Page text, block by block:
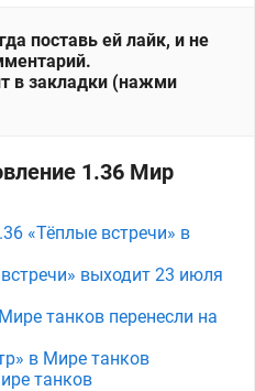
поставь ей лайк, и не
в закладки (нажми
1.36 Мир
«Тёплые встречи» в
выходит 23 июля
танков перенесли на
в Мире танков
танков